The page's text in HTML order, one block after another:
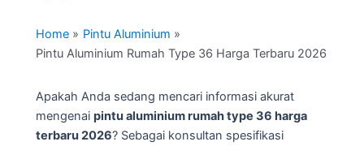
Home
Pintu Aluminium
Pintu Aluminium Rumah Type 36 Harga Terbaru 2026
Apakah Anda sedang mencari informasi akurat
mengenai pintu aluminium rumah type 36 harga
terbaru 2026? Sebagai konsultan spesifikasi